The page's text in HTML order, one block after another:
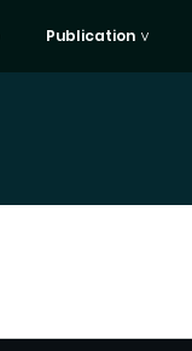
Publication ∨